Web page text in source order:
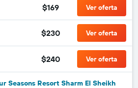
$169 Ver oferta
$230 Ver oferta
$240 Ver oferta
Seasons Resort Sharm El Sheikh